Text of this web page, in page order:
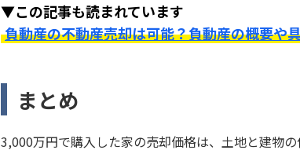
▼この記事も読まれています
負動産の不動産売却は可能？負動産の概要や
まとめ
3,000万円で購入した家の売却価格は、土地と建物